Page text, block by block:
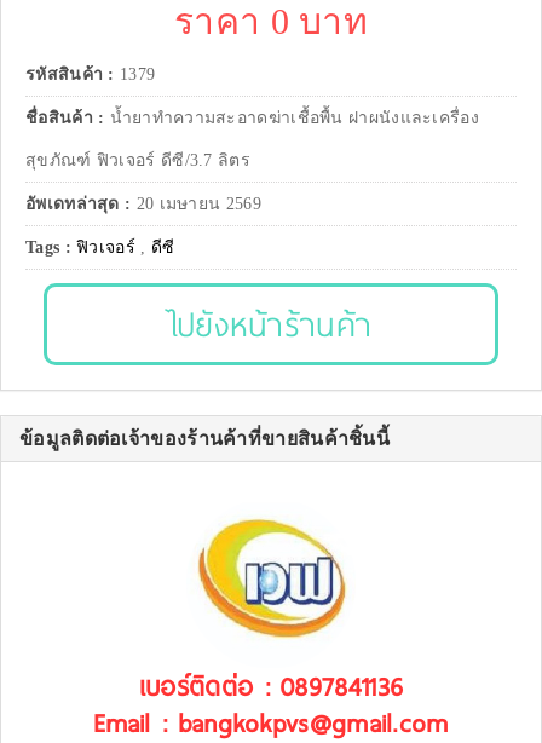
ราคา 0 บาท
รหัสสินค้า : 1379
ชื่อสินค้า : น้ำยาทำความสะอาดฆ่าเชื้อพื้น ฝาผนังและเครื่อง
สุขภัณฑ์ ฟิวเจอร์ ดีซี/3.7 ลิตร
อัพเดทล่าสุด : 20 เมษายน 2569
Tags :ฟิวเจอร์ , ดีซี
ไปยังหน้าร้านค้า
ข้อมูลติดต่อเจ้าของร้านค้าที่ขายสินค้าชิ้นนี้
เบอร์ติดต่อ : 0897841136
Email : bangkokpvs@gmail.com